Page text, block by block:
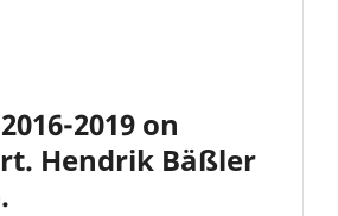
2019 on
Hendrik Bäßler